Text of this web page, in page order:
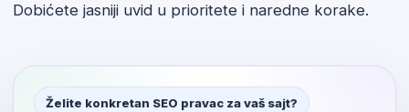
Dobićete jasniji uvid u prioritete i naredne korake.
Želite konkretan SEO pravac za vaš sajt?